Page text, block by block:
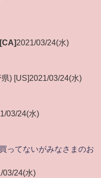
[CA]2021/03/24(水)
) [US]2021/03/24(水)
03/24(水)
ってないがみなさまのお
03/24(水)